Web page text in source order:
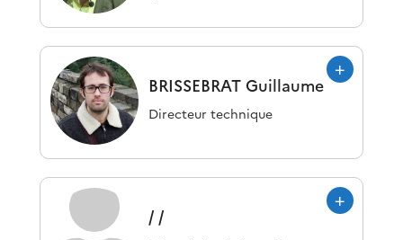
BRISSEBRAT Guillaume
Directeur technique
/ /